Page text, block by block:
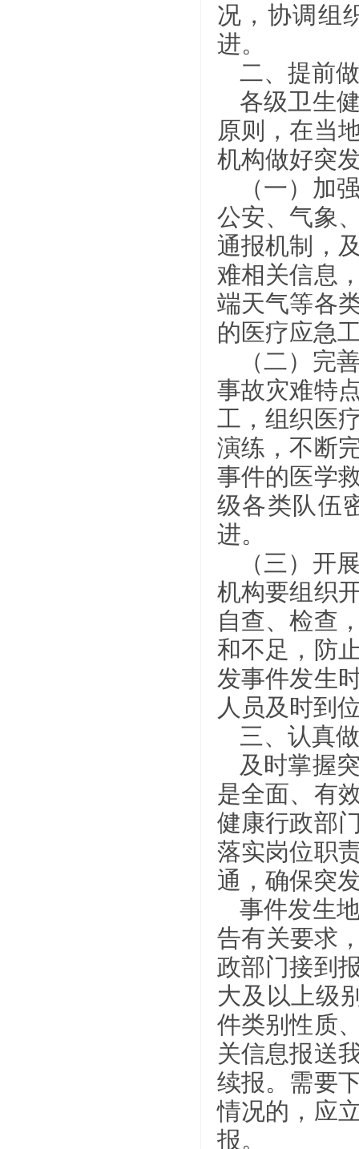
况，协调组
进。
二、提前
各级卫生
原则，在当
机构做好突
（一）加
公安、气象
通报机制，
难相关信息
端天气等各
的医疗应急
（二）完
事故灾难特
工，组织医
演练，不断
事件的医学
级各类队伍
进。
（三）开
机构要组织
自查、检查
和不足，防
发事件发生
人员及时到
三、认真
及时掌握
是全面、有
健康行政部
落实岗位职
通，确保突
事件发生
告有关要求
政部门接到
大及以上级
件类别性质
关信息报送
续报。需要
情况的，应
报。